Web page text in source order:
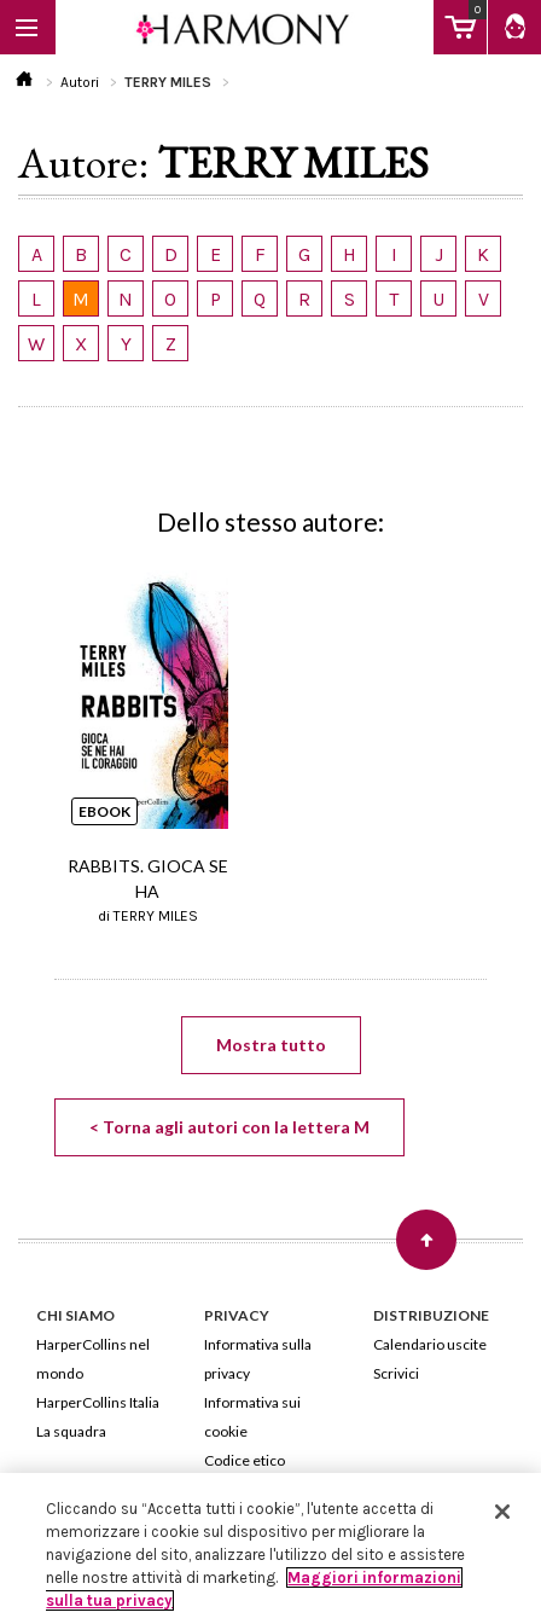
0
EBOOK
LIBRI
Calendario
Autori TERRY MILES
Autore: TERRY MILES
A B C D E F G H I J
K
L
M N O P Q R S T U
V
W
X Y Z
Dello stesso autore:
EBOOK
RABBITS. GIOCA SE
HA
di TERRY MILES
Mostra tutto
< Torna agli autori con la lettera M
CHI SIAMO
HarperCollins nel
mondo
HarperCollins Italia
La squadra
PRIVACY
Informativa sulla
privacy
Informativa sui
cookie
Codice etico
DISTRIBUZIONE
Calendario uscite
Scrivici
HarperCollins Italia S.p.A. Viale Monte Nero, 84 - 20135 Milano
Cod. Fiscale e P.IVA 05946780151 - Capitale Sociale 258.250 €
Iscritta in Milano al Registro delle imprese nr.198004 e REA nr.1051898
Cliccando su “Accetta tutti i cookie”, l'utente accetta di
memorizzare i cookie sul dispositivo per migliorare la
navigazione del sito, analizzare l'utilizzo del sito e assistere
nelle nostre attività di marketing. Maggiori informazioni
sulla tua privacy